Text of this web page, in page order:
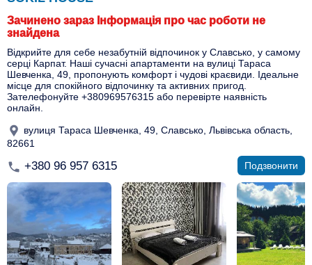
Зачинено зараз Інформація про час роботи не
знайдена
Відкрийте для себе незабутній відпочинок у Славсько, у самому
серці Карпат. Наші сучасні апартаменти на вулиці Тараса
Шевченка, 49, пропонують комфорт і чудові краєвиди. Ідеальне
місце для спокійного відпочинку та активних пригод.
Зателефонуйте +380969576315 або перевірте наявність
онлайн.
вулиця Тараса Шевченка, 49, Славсько, Львівська область,
82661
+380 96 957 6315 Подзвонити